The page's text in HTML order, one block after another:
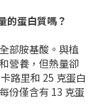
的蛋白質嗎？
部胺基酸。與植
營養，但熱量卻
路里和 25 克蛋白
份僅含有 13 克蛋